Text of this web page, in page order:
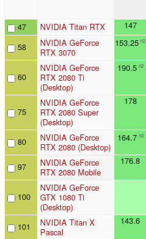
47 NVIDIA Titan RTX 147
58
NVIDIA GeForce
RTX 3070
153.25 n2
60
NVIDIA GeForce
RTX 2080 Ti
(Desktop)
190.5 n2
75
NVIDIA GeForce
RTX 2080 Super
(Desktop)
178
80
NVIDIA GeForce
RTX 2080 (Desktop)
164.7 n2
97
NVIDIA GeForce
RTX 2080 Mobile
176.8
100
NVIDIA GeForce
GTX 1080 Ti
(Desktop)
101
NVIDIA Titan X
Pascal
143.6